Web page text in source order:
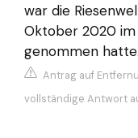
war die
Oktober 2020 im
genommen hatte.
Antrag auf
vollständige Antwort